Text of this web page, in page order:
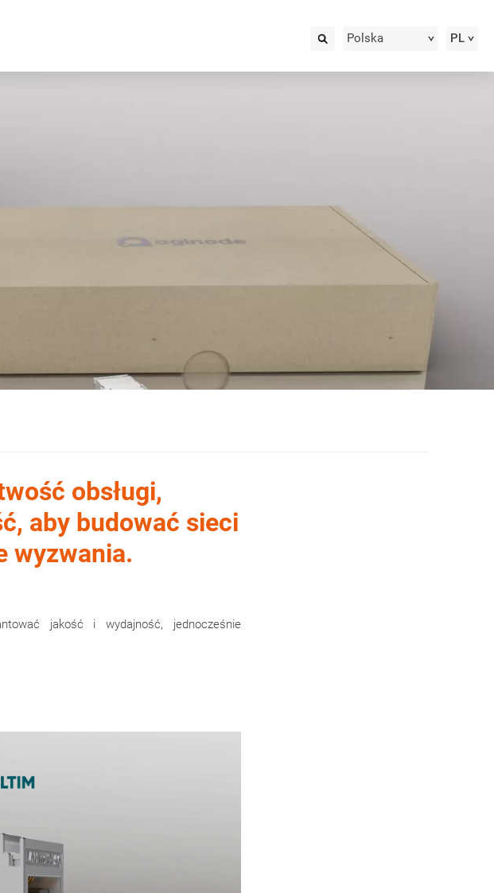
Polska PL
obsługi,
aby budować sieci
wyzwania.
jakość i wydajność, jednocześnie